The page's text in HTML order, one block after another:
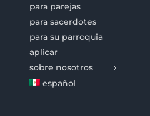
para parejas
para sacerdotes
para su parroquia
aplicar
sobre nosotros
español